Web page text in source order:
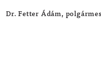
Dr. Fetter Ádám,